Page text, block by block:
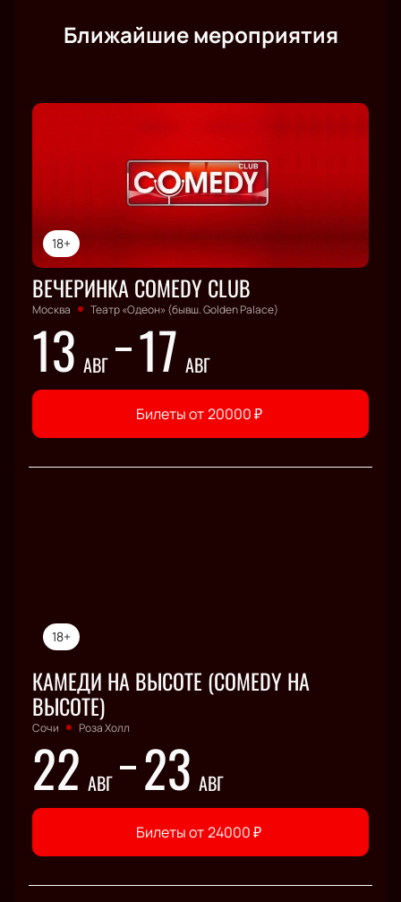
Ближайшие мероприятия
18+
ВЕЧЕРИНКА COMEDY CLUB
Москва Театр «Одеон» (бывш. Golden Palace)
13 АВГ 17 АВГ
Билеты от 20000₽
18+
КАМЕДИ НА ВЫСОТЕ (COMEDY НА
ВЫСОТЕ)
Сочи Роза Холл
22 АВГ 23 АВГ
Билеты от24000₽